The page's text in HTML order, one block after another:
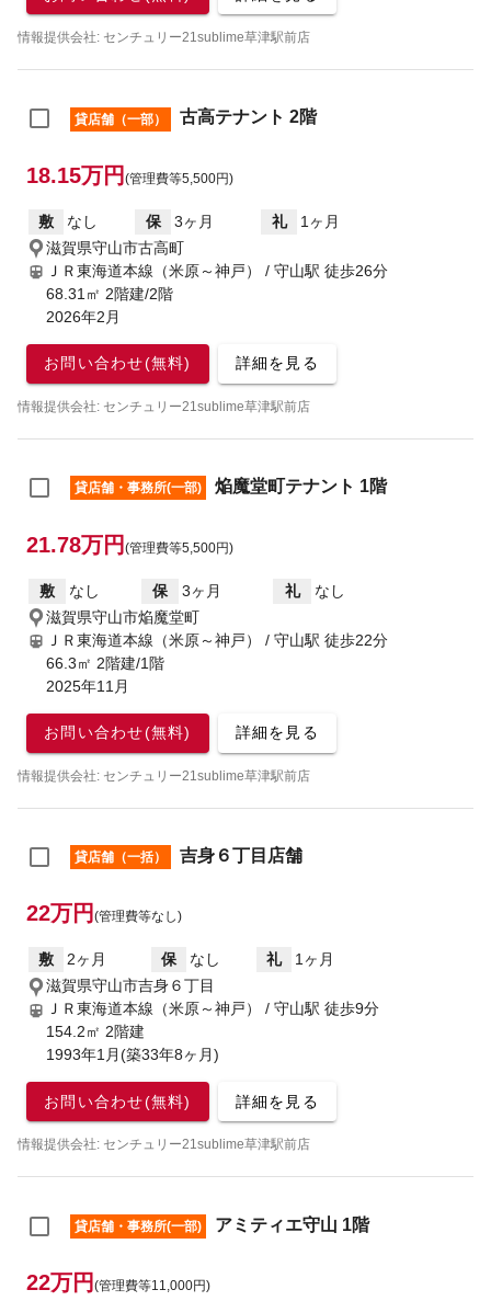
情報提供会社: センチュリー21sublime草津駅前店
貸店舗（一部） 古高テナント 2階
18.15万円 (管理費等5,500円)
敷 なし 保 3ヶ月 礼
1ヶ月
滋賀県守山市古高町
ＪＲ東海道本線（米原～神戸） / 守山駅 徒歩26分
68.31㎡ 2階建/2階
2026年2月
お問い合わせ(無料) 詳細を見る
情報提供会社: センチュリー21sublime草津駅前店
貸店舗・事務所(一部) 焔魔堂町テナント 1階
21.78万円 (管理費等5,500円)
敷 なし 保 3ヶ月 礼
なし
滋賀県守山市焔魔堂町
ＪＲ東海道本線（米原～神戸） / 守山駅 徒歩22分
66.3㎡ 2階建/1階
2025年11月
お問い合わせ(無料) 詳細を見る
情報提供会社: センチュリー21sublime草津駅前店
貸店舗（一括） 吉身６丁目店舗
22万円 (管理費等なし)
敷 2ヶ月 保 なし 礼
1ヶ月
滋賀県守山市吉身６丁目
ＪＲ東海道本線（米原～神戸） / 守山駅 徒歩9分
154.2㎡ 2階建
1993年1月(築33年8ヶ月)
お問い合わせ(無料) 詳細を見る
情報提供会社: センチュリー21sublime草津駅前店
貸店舗・事務所(一部) アミティエ守山 1階
22万円 (管理費等11,000円)